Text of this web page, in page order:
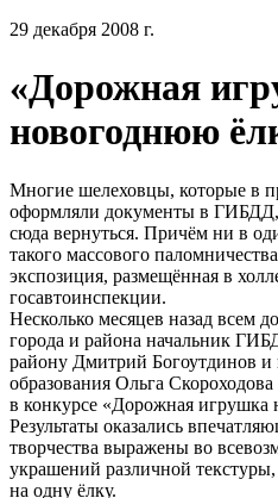
29 декабря 2008 г.
«Дорожная
новогоднюю
Многие шелеховцы, которые в
оформляли документы в ГИБДД,
сюда вернуться. Причём ни в
такого массового
экспозиция, размещённая в
госавтоинспекции.
Несколько месяцев назад всем
города и района начальник
району Дмитрий Богоутдинов и
образования Ольга
в конкурсе «Дорожная игрушка
Результаты оказались
творчества выражены во
украшений различной
на одну ёлку.